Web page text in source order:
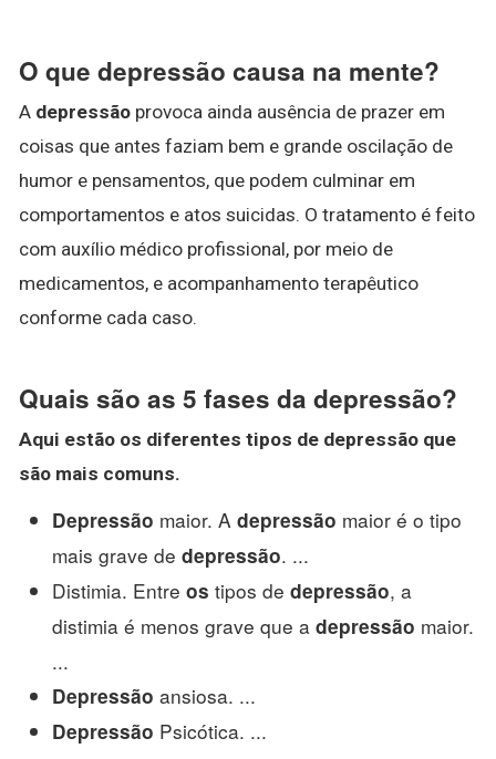
O que depressão causa na mente?
A depressão provoca ainda ausência de prazer em
coisas que antes faziam bem e grande oscilação de
humor e pensamentos, que podem culminar em
comportamentos e atos suicidas. O tratamento é feito
com auxílio médico profissional, por meio de
medicamentos, e acompanhamento terapêutico
conforme cada caso.
Quais são as 5 fases da depressão?
Aqui estão os diferentes tipos de depressão que
são mais comuns.
Depressão maior. A depressão maior é o tipo
mais grave de depressão. ...
Distimia. Entre os tipos de depressão, a
distimia é menos grave que a depressão maior.
...
Depressão ansiosa. ...
Depressão Psicótica. ...